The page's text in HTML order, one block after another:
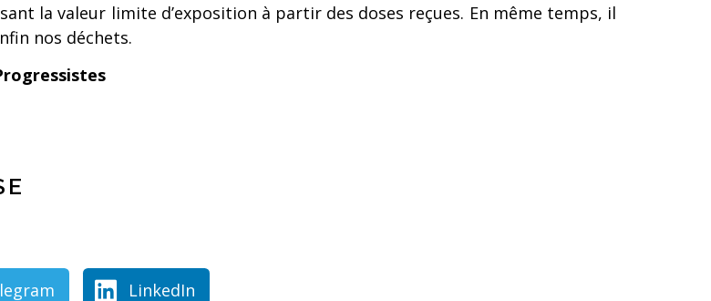
la valeur limite d’exposition à partir des doses reçues. En même temps, il
nos déchets.
LinkedIn